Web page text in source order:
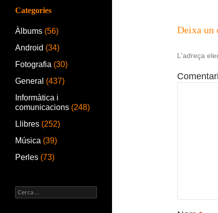
Deixa un
L'adreça
Comentari
Categories
Àlbums (56)
Android (34)
Fotografia (30)
General (437)
Informàtica i
comunicacions (248)
Llibres (252)
Música (39)
Perles (73)
Cerca: